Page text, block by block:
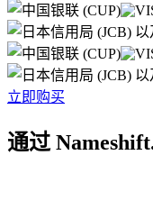
以
以
立即购买
通过